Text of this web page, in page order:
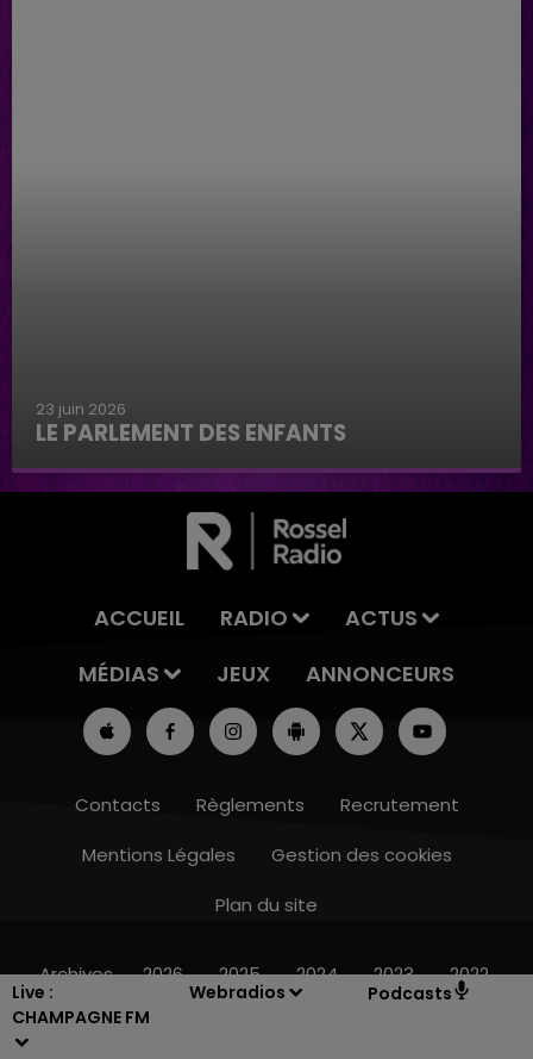
Live :
CHAMPAGNE FM
Webradios Podcasts
23 juin 2026
LE PARLEMENT DES ENFANTS
Le parlement des enfants
ACCUEIL RADIO
ACTUS
MÉDIAS
JEUX ANNONCEURS
Contacts Règlements
Recrutement
Mentions Légales
Gestion des cookies
Plan du site
Archives 2026 2025 2024 2023 2022